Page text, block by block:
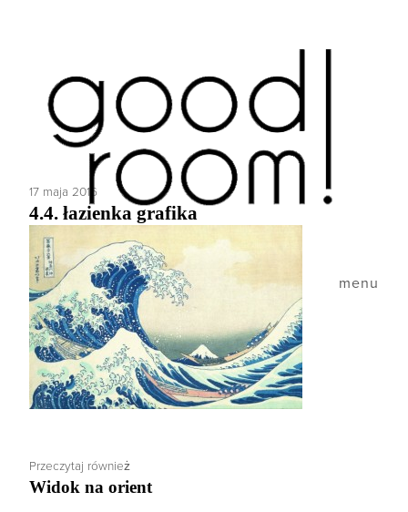
menu
17 maja 2016
4.4. łazienka grafika
Przeczytaj również
Widok na orient